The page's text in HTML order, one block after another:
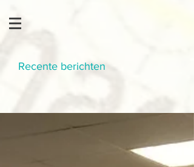
Recente berichten